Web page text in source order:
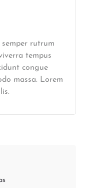
rutrum
tempus
congue
massa. Lorem